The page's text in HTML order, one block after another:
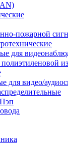
пожарной
для
для видео/